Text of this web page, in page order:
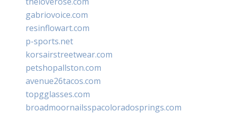
gabriovoice.com
resinflowart.com
p-sports.net
korsairstreetwear.com
petshopallston.com
avenue26tacos.com
topgglasses.com
broadmoornailsspacoloradosprings.com